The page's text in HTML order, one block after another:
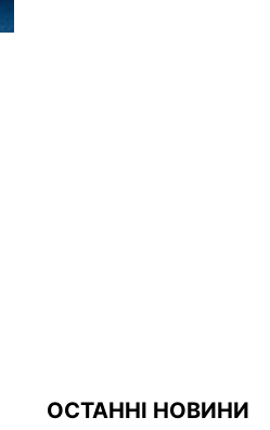
ОСТАННІ НОВИНИ